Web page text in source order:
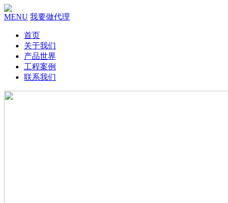
MENU 我要做代理
首页
关于我们
产品世界
工程案例
联系我们